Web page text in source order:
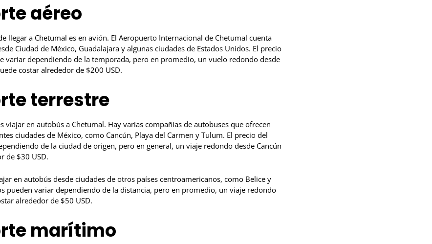
aéreo
llegar a Chetumal es en avión. El Aeropuerto Internacional de Chetumal cuenta
Ciudad de México, Guadalajara y algunas ciudades de Estados Unidos. El precio
variar dependiendo de la temporada, pero en promedio, un vuelo redondo desde
costar alrededor de $200 USD.
terrestre
viajar en autobús a Chetumal. Hay varias compañías de autobuses que ofrecen
ciudades de México, como Cancún, Playa del Carmen y Tulum. El precio del
de la ciudad de origen, pero en general, un viaje redondo desde Cancún
de $30 USD.
en autobús desde ciudades de otros países centroamericanos, como Belice y
pueden variar dependiendo de la distancia, pero en promedio, un viaje redondo
alrededor de $50 USD.
marítimo